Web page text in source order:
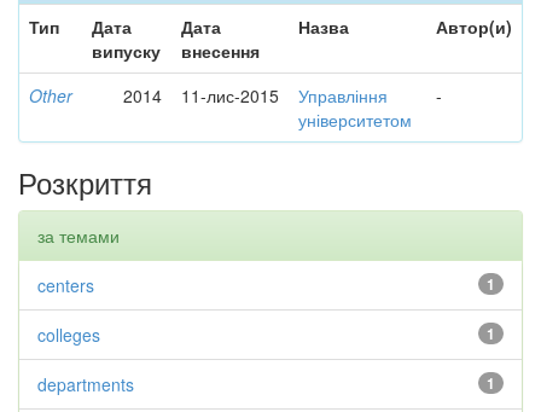
Тип
Дата
випуску
Дата
внесення
Назва Автор(и)
Other 2014 11-лис-2015
Управління
університетом
-
Розкриття
за темами
1
centers
1
colleges
1
departments